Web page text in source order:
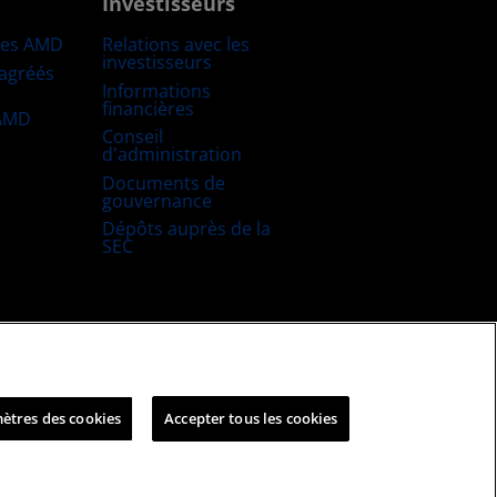
AMD
Relations avec les
investisseurs
Informations
financières
Conseil
d'administration
Documents de
gouvernance
Dépôts auprès de la
SEC
des cookies Accepter tous les cookies